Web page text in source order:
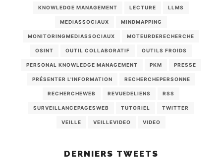
KNOWLEDGE MANAGEMENT LECTURE LLMS
MEDIASSOCIAUX MINDMAPPING
MONITORINGMEDIASSOCIAUX MOTEURDERECHERCHE
OSINT OUTIL COLLABORATIF OUTILS FROIDS
PERSONAL KNOWLEDGE MANAGEMENT PKM PRESSE
PRÉSENTER L'INFORMATION RECHERCHEPERSONNE
RECHERCHEWEB REVUEDELIENS RSS
SURVEILLANCEPAGESWEB TUTORIEL TWITTER
VEILLE VEILLEVIDEO VIDEO
DERNIERS TWEETS